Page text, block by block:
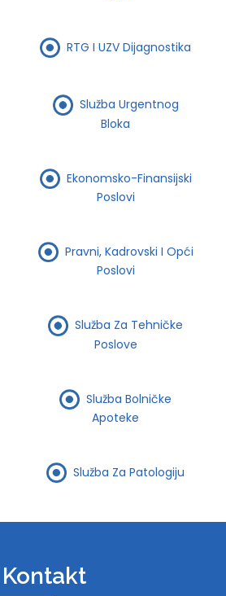
RTG I UZV Dijagnostika
Služba Urgentnog
Bloka
Ekonomsko-Finansijski
Poslovi
Pravni, Kadrovski I Opći
Poslovi
Služba Za Tehničke
Poslove
Služba Bolničke
Apoteke
Služba Za Patologiju
Kontakt